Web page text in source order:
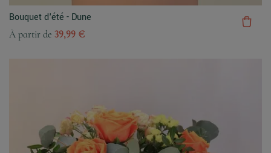
Bouquet d'été - Dune
À partir de 39,99 €